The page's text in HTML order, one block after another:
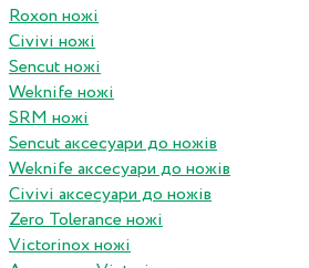
Roxon ножi
Civivi ножі
Sencut ножі
Weknife ножі
SRM ножі
Sencut аксесуари до ножів
Weknife аксесуари до ножів
Civivi аксесуари до ножів
Zero Tolerance ножі
Victorinox ножі